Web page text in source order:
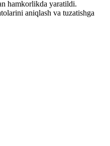
hamkorlikda yaratildi.
aniqlash va tuzatishga